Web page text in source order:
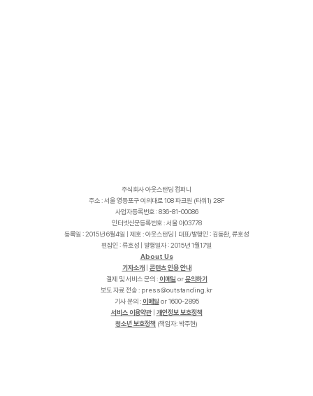
주식회사 아웃스탠딩 컴퍼니
주소 : 서울 영등포구 여의대로 108 파크원 (타워1) 28F
사업자등록번호 : 836-81-00086
인터넷신문등록번호 : 서울 아03778
등록일 : 2015년 6월4일 | 제호 : 아웃스탠딩 | 대표/발행인 : 김동환, 류호성
편집인 : 류호성 | 발행일자 : 2015년 1월17일
About Us
기자소개
콘텐츠 인용 안내
결제 및 서비스 문의 : 이메일 or문의하기
보도 자료 전송 :
r
k
.
g
n
i
d
n
a
t
s
t
u
o
@
s
s
e
r
p
기사 문의 : 이메일 or 1600-2895
서비스 이용약관| 개인정보 보호정책
청소년 보호정책 (책임자: 박주현)